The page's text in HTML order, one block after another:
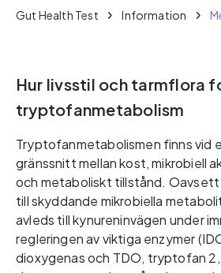
Gut Health Test Information
Hur livsstil och tarmflora
tryptofanmetabolism
Tryptofanmetabolismen finns vid
gränssnitt mellan kost, mikrobiell
och metaboliskt tillstånd. Oavsett
till skyddande mikrobiella
avleds till kynureninvägen under
regleringen av viktiga enzymer
dioxygenas och TDO, tryptofan